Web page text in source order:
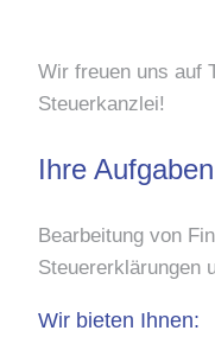
Wir freuen uns auf
Steuerkanzlei!
Ihre
Bearbeitung von
Steuererklärungen
Wir bieten Ihnen: